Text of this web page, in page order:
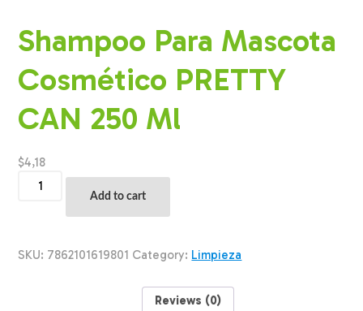
Shampoo Para Mascota
Cosmético PRETTY
CAN 250 Ml
$4,18
Shampoo
Para
Cosmético
CAN
Add to cart
SKU: 7862101619801 Category: Limpieza
Reviews (0)